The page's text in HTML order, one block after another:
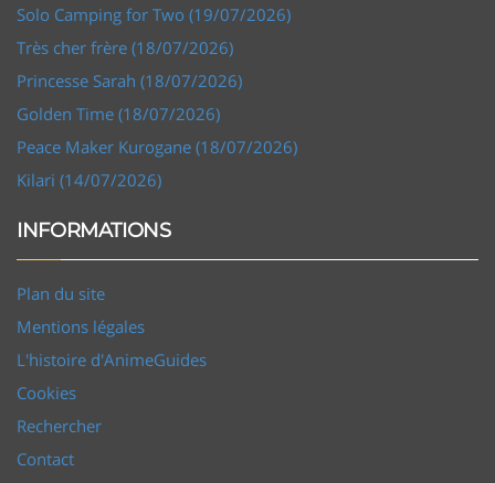
Solo Camping for Two (19/07/2026)
Très cher frère (18/07/2026)
Princesse Sarah (18/07/2026)
Golden Time (18/07/2026)
Peace Maker Kurogane (18/07/2026)
Kilari (14/07/2026)
INFORMATIONS
Plan du site
Mentions légales
L'histoire d'AnimeGuides
Cookies
Rechercher
Contact